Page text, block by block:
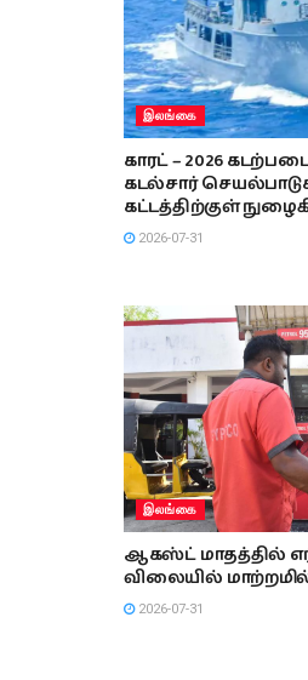
இலங்கை
காரட் – 2026
கடல்சார்
கட்டத்திற்குள்
2026-07-31
இலங்கை
ஆகஸ்ட் மாதத்தில்
விலையில்
2026-07-31